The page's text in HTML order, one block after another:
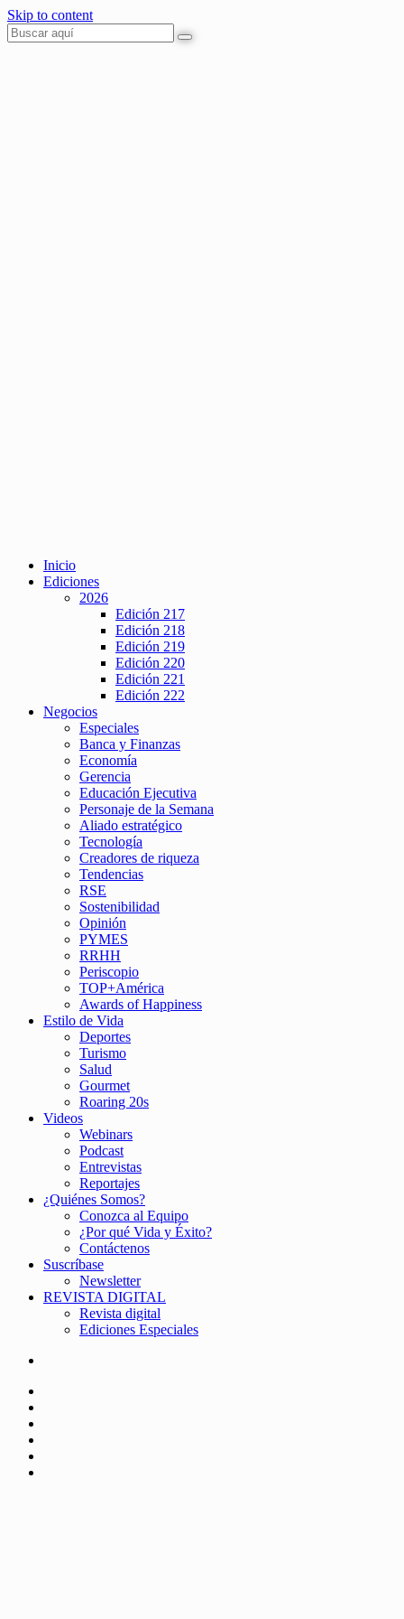
Skip to content
Inicio
Ediciones
2026
Edición 217
Edición 218
Edición 219
Edición 220
Edición 221
Edición 222
Negocios
Especiales
Banca y Finanzas
Economía
Gerencia
Educación Ejecutiva
Personaje de la Semana
Aliado estratégico
Tecnología
Creadores de riqueza
Tendencias
RSE
Sostenibilidad
Opinión
PYMES
RRHH
Periscopio
TOP+América
Awards of Happiness
Estilo de Vida
Deportes
Turismo
Salud
Gourmet
Roaring 20s
Videos
Webinars
Podcast
Entrevistas
Reportajes
¿Quiénes Somos?
Conozca al Equipo
¿Por qué Vida y Éxito?
Contáctenos
Suscríbase
Newsletter
REVISTA DIGITAL
Revista digital
Ediciones Especiales